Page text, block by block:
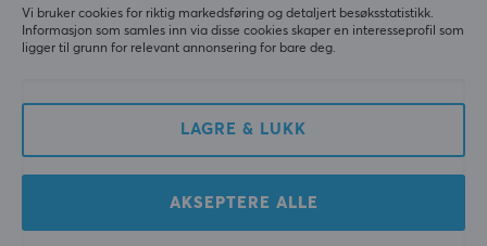
(1)
399 kr
(12)
3489 kr
Vi bruker cookies for riktig markedsføring og detaljert besøksstatistikk.
Informasjon som samles inn via disse cookies skaper en interesseprofil som
ligger til grunn for relevant annonsering for bare deg.
LAGRE & LUKK
AKSEPTERE ALLE